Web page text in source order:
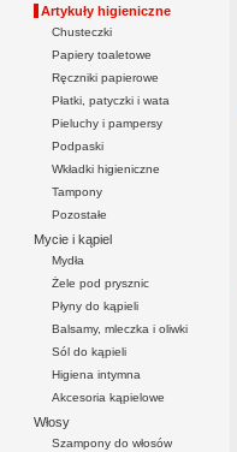
Artykuły higieniczne
Chusteczki
Papiery toaletowe
Ręczniki papierowe
Płatki, patyczki i wata
Pieluchy i pampersy
Podpaski
Wkładki higieniczne
Tampony
Pozostałe
Mycie i kąpiel
Mydła
Żele pod prysznic
Płyny do kąpieli
Balsamy, mleczka i oliwki
Sól do kąpieli
Higiena intymna
Akcesoria kąpielowe
Włosy
Szampony do włosów